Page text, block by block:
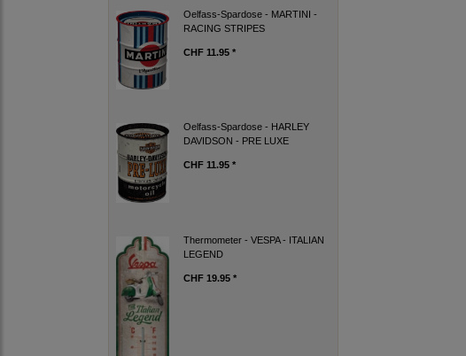
Oelfass-Spardose - MARTINI -
RACING STRIPES
CHF 11.95 *
Oelfass-Spardose - HARLEY
DAVIDSON - PRE LUXE
CHF 11.95 *
Thermometer - VESPA - ITALIAN
LEGEND
CHF 19.95 *